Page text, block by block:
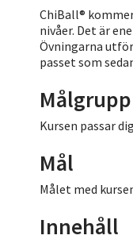
ChiBall®
nivåer. Det är
Övningarna
passet som
Målgrupp
Kursen passar
Mål
Målet med
Innehåll